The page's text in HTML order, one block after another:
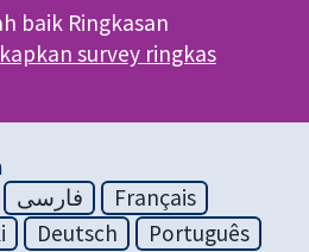
baik Ringkasan
survey ringkas
فارسی
Français
Deutsch
Português